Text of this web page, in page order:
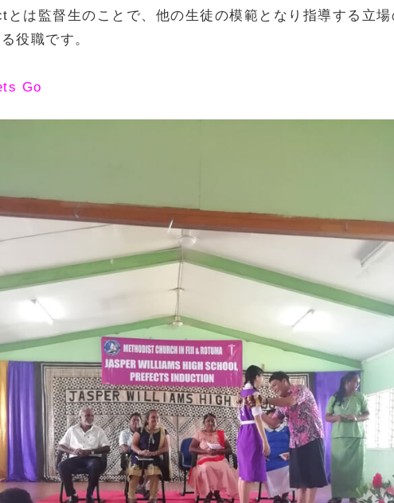
とは監督生のことで、他の生徒の模範となり指導する立
役職です。
Go